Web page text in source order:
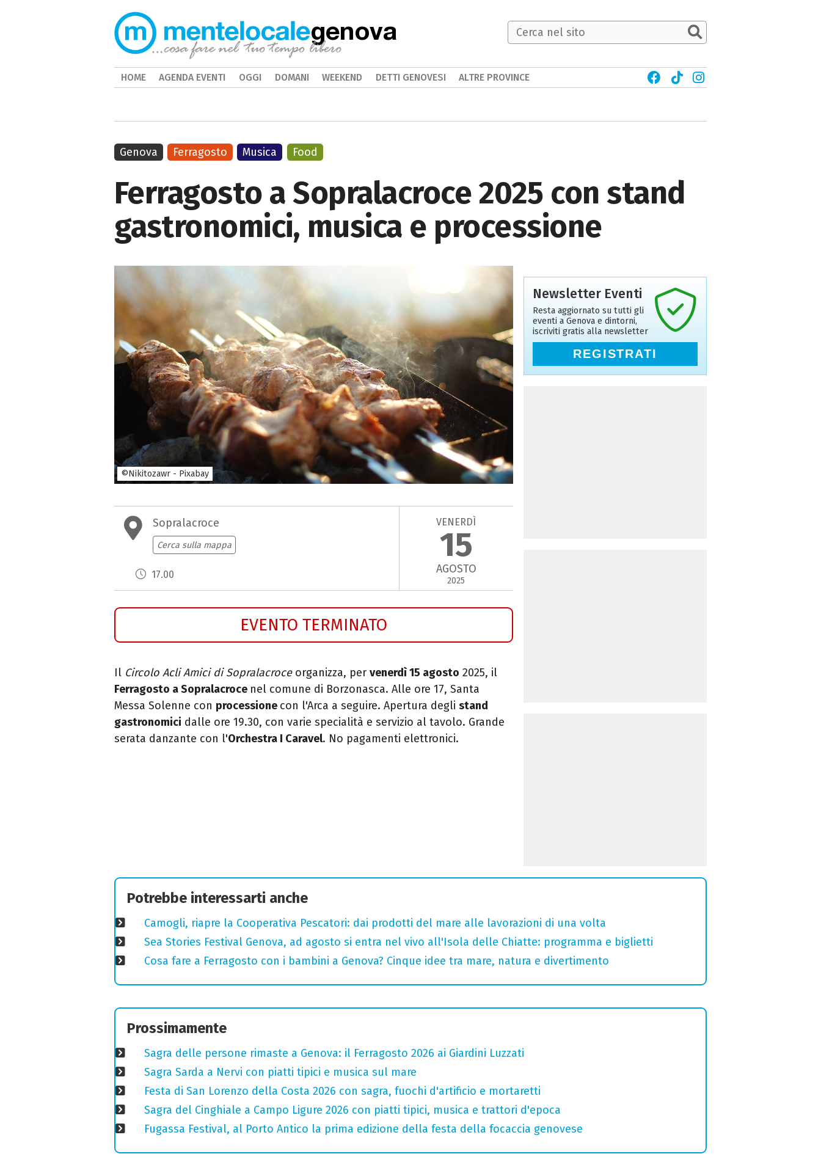
Ferragosto a Sopralacroce 2025 con stand
gastronomici, musica e processione
©Nikitozawr - Pixabay
Sopralacroce
Cerca sulla mappa
17.00
VENERDÌ
15
AGOSTO
2025
EVENTO TERMINATO
Il Circolo Acli Amici di Sopralacroceorganizza, per venerdì 15 agosto 2025, il
Ferragosto a Sopralacroce nel comune di Borzonasca. Alle ore 17, Santa
Messa Solenne con processione con l'Arca a seguire. Apertura degli stand
gastronomici dalle ore 19.30, con varie specialità e servizio al tavolo. Grande
serata danzante con l'Orchestra I Caravel. No pagamenti elettronici.
Genova Ferragosto Musica Food
Newsletter Eventi
Resta aggiornato su tutti gli
eventi a Genova e dintorni,
iscriviti gratis alla newsletter
REGISTRATI
Potrebbe interessarti anche
Camogli, riapre la Cooperativa Pescatori: dai prodotti del mare alle lavorazioni di una volta
Sea Stories Festival Genova, ad agosto si entra nel vivo all'Isola delle Chiatte: programma e biglietti
Cosa fare a Ferragosto con i bambini a Genova? Cinque idee tra mare, natura e divertimento
Prossimamente
Sagra delle persone rimaste a Genova: il Ferragosto 2026 ai Giardini Luzzati
Sagra Sarda a Nervi con piatti tipici e musica sul mare
Festa di San Lorenzo della Costa 2026 con sagra, fuochi d'artificio e mortaretti
Sagra del Cinghiale a Campo Ligure 2026 con piatti tipici, musica e trattori d'epoca
Fugassa Festival, al Porto Antico la prima edizione della festa della focaccia genovese
genova
HOME AGENDA EVENTI OGGI DOMANI WEEKEND DETTI GENOVESI ALTRE PROVINCE